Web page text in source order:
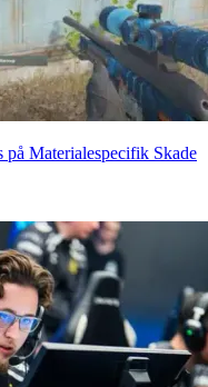
Materialespecifik Skade